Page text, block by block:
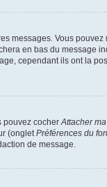
messages. Vous
en bas du message
cependant ils ont la
pouvez cocherAttacher
(ongletPréférences du
de message.